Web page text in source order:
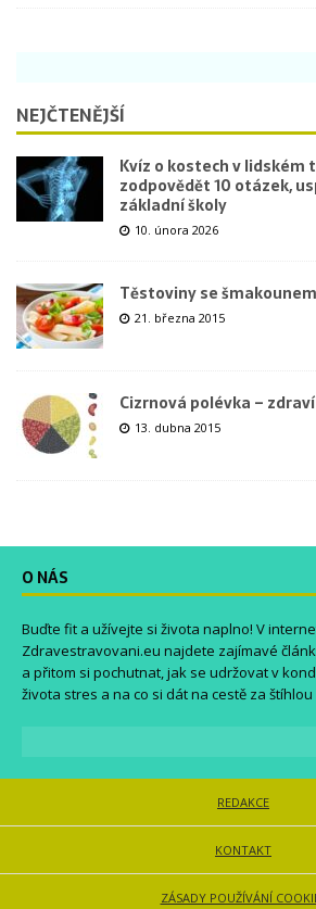
NEJČTENĚJŠÍ
Kvíz o kostech v lidském
zodpovědět 10 otázek,
základní školy
10. února 2026
Těstoviny se šmakounem
21. března 2015
Cizrnová polévka –
13. dubna 2015
O NÁS
Buďte fit a užívejte si života naplno! V
Zdravestravovani.eu najdete zajímavé
a přitom si pochutnat, jak se udržovat v
života stres a na co si dát na cestě za
REDAKCE
KONTAKT
ZÁSADY POUŽÍVÁNÍ